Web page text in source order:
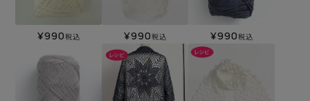
¥990税込 ¥990税込 ¥990税込